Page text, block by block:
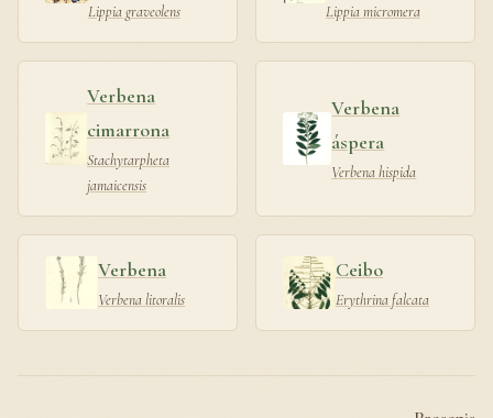
Lippia graveolens Lippia micromera
Verbena
cimarrona
Stachytarpheta
jamaicensis
Verbena
áspera
Verbena hispida
Verbena
Verbena litoralis
Ceibo
Erythrina falcata